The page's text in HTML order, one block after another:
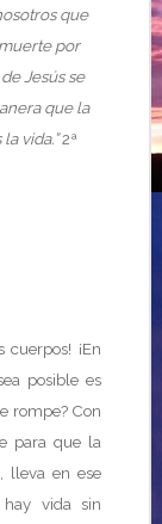
que
por
Jesús se
que la
vida.”2ª
cuerpos! ¡En
posible es
rompe? Con
para que la
lleva en ese
vida sin